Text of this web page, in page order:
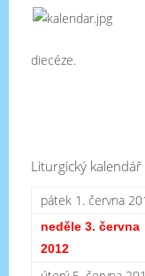
diecéze.
Liturgický
pátek 1. června
neděle 3. června
2012